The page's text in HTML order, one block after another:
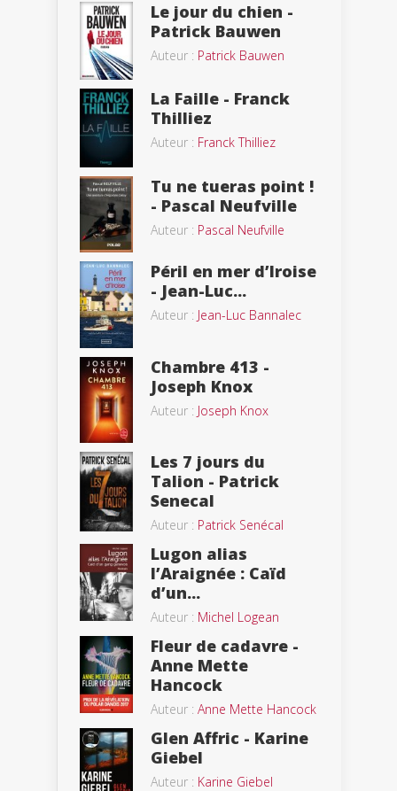
Le jour du chien -
Patrick Bauwen
Auteur : Patrick Bauwen
La Faille - Franck
Thilliez
Auteur : Franck Thilliez
Tu ne tueras point !
- Pascal Neufville
Auteur : Pascal Neufville
Péril en mer d’Iroise
- Jean-Luc...
Auteur : Jean-Luc Bannalec
Chambre 413 -
Joseph Knox
Auteur : Joseph Knox
Les 7 jours du
Talion - Patrick
Senecal
Auteur : Patrick Senécal
Lugon alias
l’Araignée : Caïd
d’un...
Auteur : Michel Logean
Fleur de cadavre -
Anne Mette
Hancock
Auteur : Anne Mette Hancock
Glen Affric - Karine
Giebel
Auteur : Karine Giebel